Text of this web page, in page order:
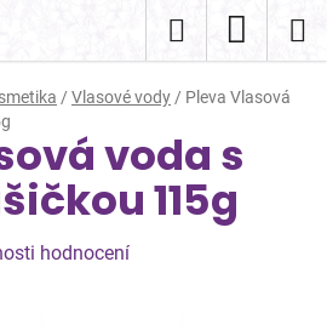
Hledat
KOŠÍK
/ Vlasové vody / Pleva Vlasová
voda s
115g
hodnocení